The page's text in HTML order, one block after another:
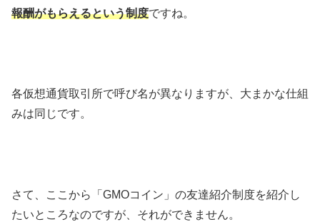
報酬がもらえるという制度ですね。
各仮想通貨取引所で呼び名が異なりますが、大まかな仕組
みは同じです。
さて、ここから「GMOコイン」の友達紹介制度を紹介し
たいところなのですが、それができません。